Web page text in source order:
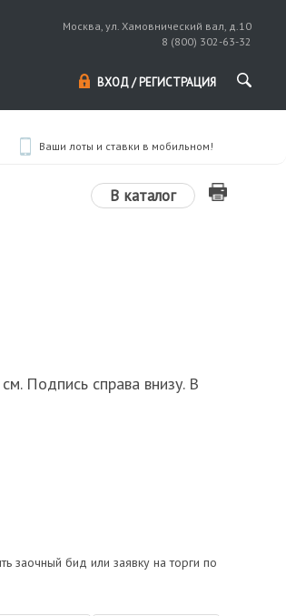
Москва, ул. Хамовнический вал, д.10
8 (800) 302-63-32
ВХОД / РЕГИСТРАЦИЯ
Ваши лоты и ставки в мобильном!
В каталог
Подпись справа внизу. В
заочный бид или заявку на торги по